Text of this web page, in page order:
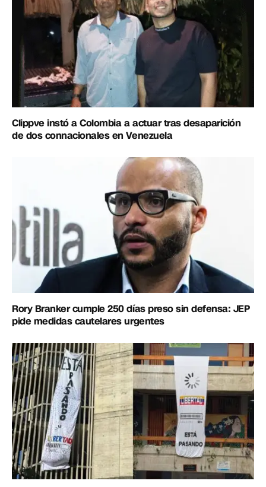
Clippve instó a Colombia a actuar tras desaparición
de dos connacionales en Venezuela
Rory Branker cumple 250 días preso sin defensa: JEP
pide medidas cautelares urgentes